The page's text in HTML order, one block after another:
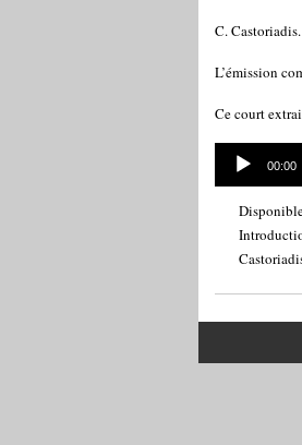
C. Castoriadis.
L’émission
Ce court
Audio
Player
Current
00:00